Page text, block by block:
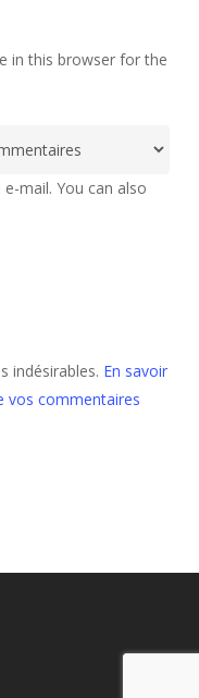
in this browser for the
mail. You can also
indésirables. En savoir
vos commentaires